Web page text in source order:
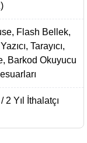
Flash Bellek,
Tarayıcı,
Barkod Okuyucu
2 Yıl İthalatçı